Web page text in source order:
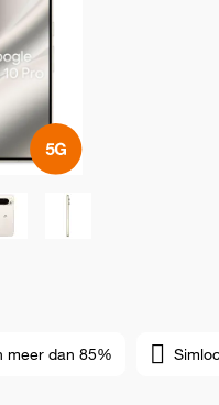
meer dan 85%